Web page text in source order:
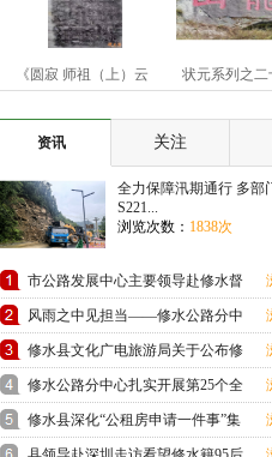
《圆寂 师祖（上）云 状元系列之二
资讯
关注
全力保障汛期通行 多部
S221...
浏览次数： 1838次
市公路发展中心主要领导赴修水督
导汛期地质灾害
风雨之中见担当——修水公路分中
心全力投入汛期
修水县文化广电旅游局关于公布修
水县2025年非遗
修水公路分中心扎实开展第25个全
国＂安全生产月
修水县深化“公租房申请一件事”集
成改革